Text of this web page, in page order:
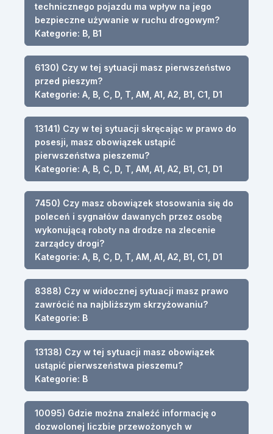
technicznego pojazdu ma wpływ na jego
bezpieczne używanie w ruchu drogowym?
Kategorie: B, B1
6130) Czy w tej sytuacji masz pierwszeństwo
przed pieszym?
Kategorie: A, B, C, D, T, AM, A1, A2, B1, C1, D1
13141) Czy w tej sytuacji skręcając w prawo do
posesji, masz obowiązek ustąpić
pierwszeństwa pieszemu?
Kategorie: A, B, C, D, T, AM, A1, A2, B1, C1, D1
7450) Czy masz obowiązek stosowania się do
poleceń i sygnałów dawanych przez osobę
wykonującą roboty na drodze na zlecenie
zarządcy drogi?
Kategorie: A, B, C, D, T, AM, A1, A2, B1, C1, D1
8388) Czy w widocznej sytuacji masz prawo
zawrócić na najbliższym skrzyżowaniu?
Kategorie: B
13138) Czy w tej sytuacji masz obowiązek
ustąpić pierwszeństwa pieszemu?
Kategorie: B
10095) Gdzie można znaleźć informację o
dozwolonej liczbie przewożonych w